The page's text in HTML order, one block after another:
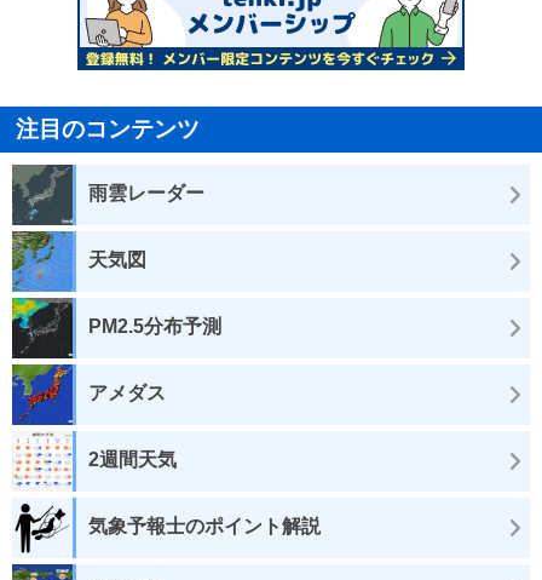
注目のコンテンツ
雨雲レーダー
天気図
PM2.5分布予測
アメダス
2週間天気
気象予報士のポイント解説